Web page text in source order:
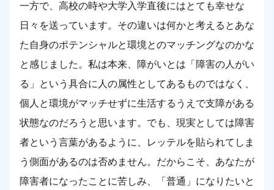
一方で、高校の時や大学入学直後にはとても幸せな
日々を送っています。その違いは何かと考えるとあな
た自身のポテンシャルと環境とのマッチングなのかな
と感じました。私は本来、障がいとは「障害の人がい
る」という具合に人の属性としてあるものではなく、
個人と環境がマッチせずに生活するうえで支障がある
状態なのだろうと思います。でも、現実としては障害
者という言葉があるように、レッテルを貼られてしま
う側面があるのは否めません。だからこそ、あなたが
障害者になったことに苦しみ、「普通」になりたいと